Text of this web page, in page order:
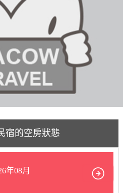
宿的空房狀態
年08月